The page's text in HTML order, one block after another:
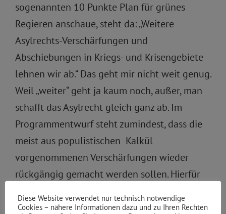
sogenannten 10 Punkte Plan für grünes
Regieren anschaue, steht da: „Weitere
Asylrechts-Verschärfungen und
Abschiebungen in Kriegs- und Krisengebiete
lehnen wir ab.“ Das geht mir nicht weit genug.
Weil „weiter“ geht ja kaum noch, außer, man
schafft das Asylrecht gleich ganz ab. Im
Programmentwurf steht zumindest, dass die
meist aus populistischen Kalkül
vorgenommenen Verschärfungen wieder
rückgängig gemacht werden sollen. Hierfür
Diese Website verwendet nur technisch notwendige
Cookies – nähere Informationen dazu und zu Ihren Rechten